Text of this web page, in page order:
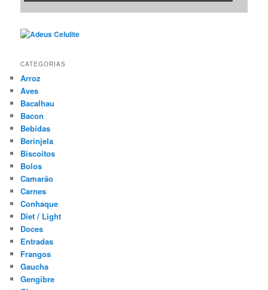
CATEGORIAS
Arroz
Aves
Bacalhau
Bacon
Bebidas
Berinjela
Biscoitos
Bolos
Camarão
Carnes
Conhaque
Diet / Light
Doces
Entradas
Frangos
Gaucha
Gengibre